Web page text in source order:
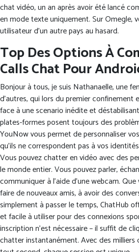
chat vidéo, un an après avoir été lancé
en mode texte uniquement. Sur Omegle,
utilisateur d’un autre pays au hasard.
Top Des Options À
Calls Chat Pour
Bonjour à tous, je suis Nathanaelle, une
d’autres, qui lors du premier
face à une scenario inédite et
plates-formes posent toujours des
YouNow vous permet de personnaliser
qu’ils ne correspondent pas à vos
Vous pouvez chatter en vidéo avec des
le monde entier. Vous pouvez parler,
communiquer à l’aide d’une webcam.
faire de nouveaux amis, à avoir des
simplement à passer le temps, ChatHub
et facile à utiliser pour des connexions
inscription n’est nécessaire – il suffit de
chatter instantanément. Avec des milliers